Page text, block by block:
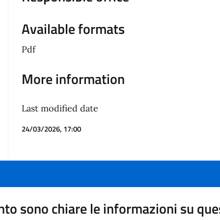
Available formats
Pdf
More information
Last modified date
24/03/2026, 17:00
sono chiare le informazioni su